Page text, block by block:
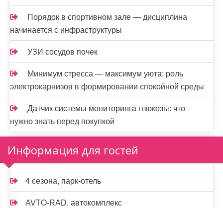
Порядок в спортивном зале — дисциплина
начинается с инфраструктуры
УЗИ сосудов почек
Минимум стресса — максимум уюта: роль
электрокарнизов в формировании спокойной среды
Датчик системы мониторинга глюкозы: что
нужно знать перед покупкой
Информация для гостей
4 сезона, парк-отель
AVTO-RAD, автокомплекс